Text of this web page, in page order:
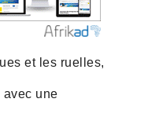
et les ruelles,
avec une